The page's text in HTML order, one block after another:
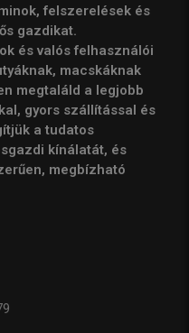
felszerelések és
gazdikat.
és valós felhasználói
macskáknak
megtaláld a legjobb
gyors szállítással és
a tudatos
kínálatát, és
megbízható